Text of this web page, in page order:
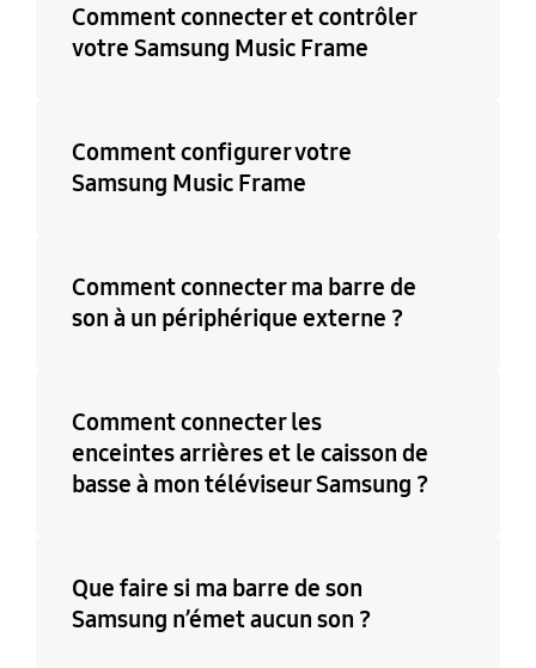
Comment connecter et contrôler
votre Samsung Music Frame
Comment configurer votre
Samsung Music Frame
Comment connecter ma barre de
son à un périphérique externe ?
Comment connecter les
enceintes arrières et le caisson de
basse à mon téléviseur Samsung ?
Que faire si ma barre de son
Samsung n’émet aucun son ?